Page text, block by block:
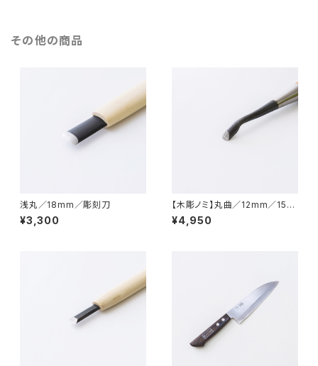
その他の商品
浅丸／18mm／彫刻刀
¥3,300
【木彫ノミ】丸曲／12mm／15m
m
¥4,950